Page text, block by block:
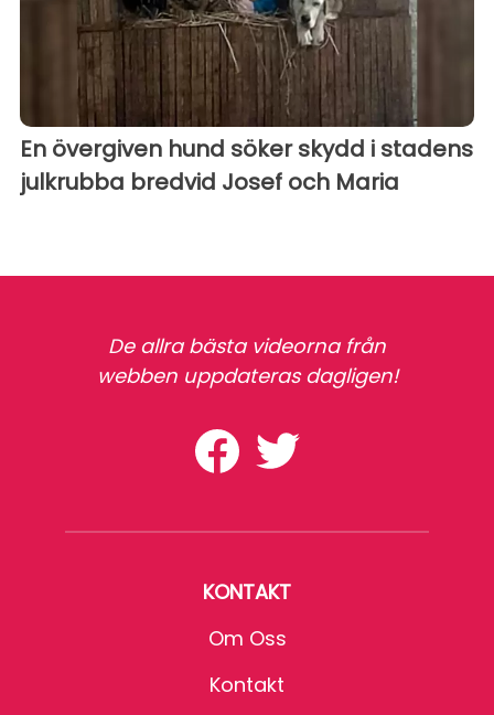
En övergiven hund söker skydd i stadens
julkrubba bredvid Josef och Maria
De allra bästa videorna från
webben uppdateras dagligen!
KONTAKT
Om Oss
Kontakt